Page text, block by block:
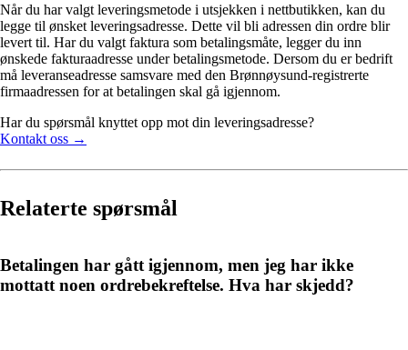
Når du har valgt leveringsmetode i utsjekken i nettbutikken, kan du
legge til ønsket leveringsadresse. Dette vil bli adressen din ordre blir
levert til. Har du valgt faktura som betalingsmåte, legger du inn
ønskede fakturaadresse under betalingsmetode. Dersom du er bedrift
må leveranseadresse samsvare med den Brønnøysund-registrerte
firmaadressen for at betalingen skal gå igjennom.
Har du spørsmål knyttet opp mot din leveringsadresse?
Kontakt oss →
Relaterte spørsmål
Betalingen har gått igjennom, men jeg har ikke
mottatt noen ordrebekreftelse. Hva har skjedd?